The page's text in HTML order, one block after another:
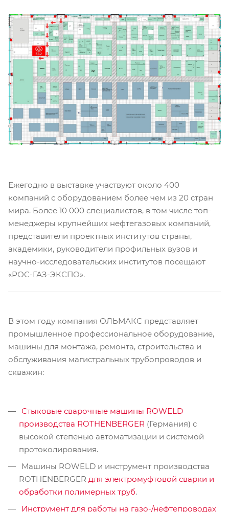
Ежегодно в выставке участвуют около 400
компаний с оборудованием более чем из 20 стран
мира. Более 10 000 специалистов, в том числе топ-
менеджеры крупнейших нефтегазовых компаний,
представители проектных институтов страны,
академики, руководители профильных вузов и
научно-исследовательских институтов посещают
«РОС-ГАЗ-ЭКСПО».
В этом году компания ОЛЬМАКС представляет
промышленное профессиональное оборудование,
машины для монтажа, ремонта, строительства и
обслуживания магистральных трубопроводов и
скважин:
Стыковые сварочные машины ROWELD
производства ROTHENBERGER (Германия) с
высокой степенью автоматизации и системой
протоколирования.
Машины ROWELD и инструмент производства
ROTHENBERGER для электромуфтовой сварки и
обработки полимерных труб.
Инструмент для работы на газо-/нефтепроводах